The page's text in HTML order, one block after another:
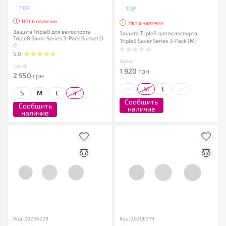
TOP
Нет в наличии
Защита Triple8 для велоспорта
Triple8 Saver Series 3-Pack Sunset (J
r)
5.0
Цена:
2 550 грн
S M L Jr
Сообщить
наличие
TOP
Нет в наличии
Защита Triple8 для велоспорта
Triple8 Saver Series 3-Pack (M)
Цена:
1 920 грн
M L
Сообщить
наличие
Код: 20206229 Код: 20206379